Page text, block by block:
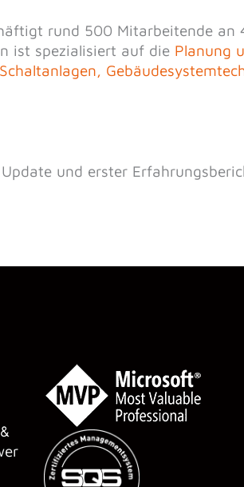
rund 500 Mitarbeitende an
ist spezialisiert auf die Planung
und erster